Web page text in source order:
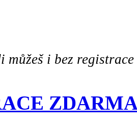
můžeš i bez registrace